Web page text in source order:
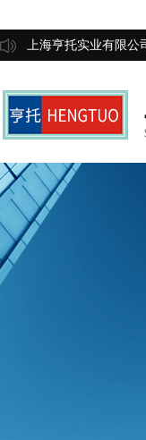
上海亨托实业有限公